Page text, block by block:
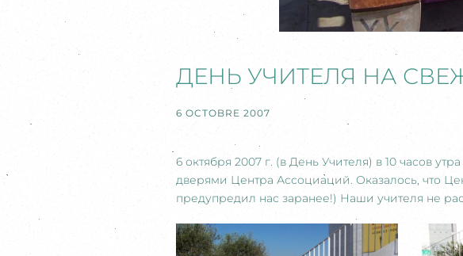
ДЕНЬ УЧИТЕЛЯ НА
6 OCTOBRE 2007
6 октября 2007 г. (в День Учителя) в 10 часов
дверями Центра Ассоциаций. Оказалось, что
предупредил нас заранее!) Наши учителя не